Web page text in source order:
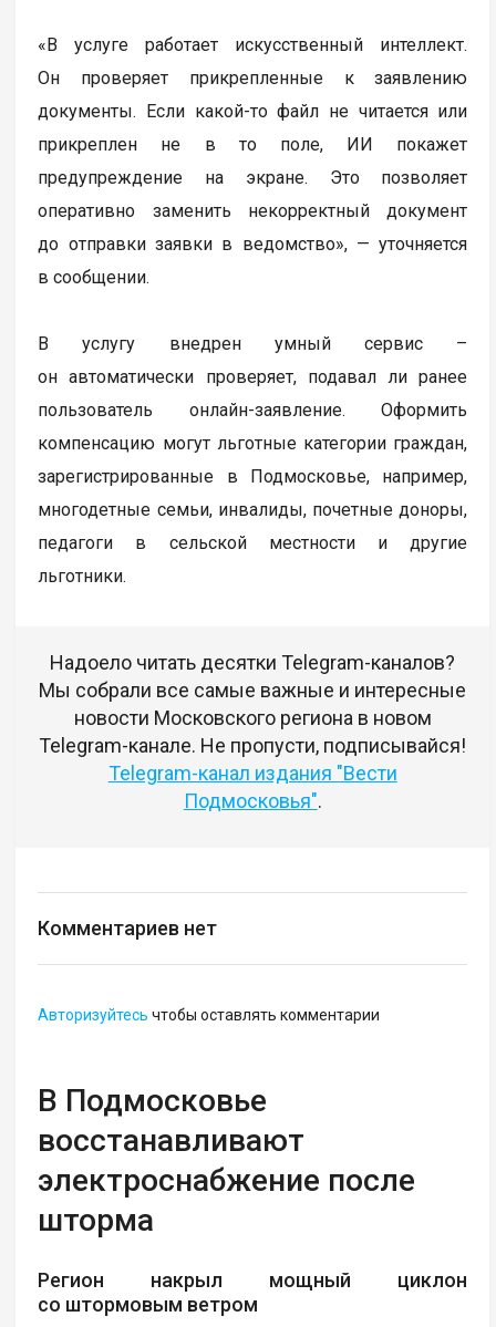
«В услуге работает искусственный интеллект.
Он проверяет прикрепленные к заявлению
документы. Если какой-то файл не читается или
прикреплен не в то поле, ИИ покажет
предупреждение на экране. Это позволяет
оперативно заменить некорректный документ
до отправки заявки в ведомство», — уточняется
в сообщении.
В услугу внедрен умный сервис –
он автоматически проверяет, подавал ли ранее
пользователь онлайн-заявление. Оформить
компенсацию могут льготные категории граждан,
зарегистрированные в Подмосковье, например,
многодетные семьи, инвалиды, почетные доноры,
педагоги в сельской местности и другие
льготники.
Надоело читать десятки Telegram-каналов?
Мы собрали все самые важные и интересные
новости Московского региона в новом
Telegram-канале. Не пропусти, подписывайся!
Telegram-канал издания "Вести
Подмосковья".
Комментариев нет
Авторизуйтесь чтобы оставлять комментарии
В Подмосковье
восстанавливают
электроснабжение после
шторма
Регион накрыл мощный циклон
со штормовым ветром